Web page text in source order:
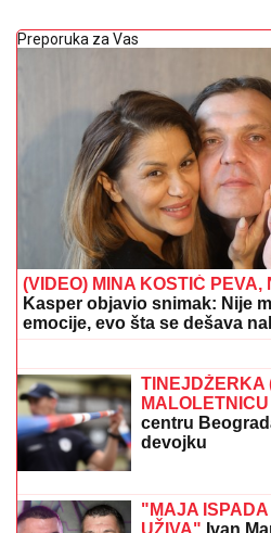
Preporuka za Vas
(VIDEO) MINA KOSTIĆ
Kasper objavio snimak: Nije
emocije, evo šta se dešava
ulogu: Glumica
popularna
centru
devojku